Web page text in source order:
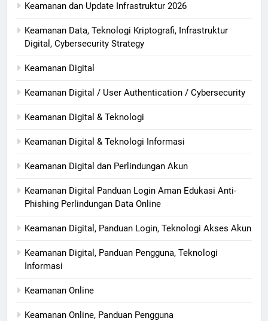
Keamanan dan Update Infrastruktur 2026
Keamanan Data, Teknologi Kriptografi, Infrastruktur
Digital, Cybersecurity Strategy
Keamanan Digital
Keamanan Digital / User Authentication / Cybersecurity
Keamanan Digital & Teknologi
Keamanan Digital & Teknologi Informasi
Keamanan Digital dan Perlindungan Akun
Keamanan Digital Panduan Login Aman Edukasi Anti-
Phishing Perlindungan Data Online
Keamanan Digital, Panduan Login, Teknologi Akses Akun
Keamanan Digital, Panduan Pengguna, Teknologi
Informasi
Keamanan Online
Keamanan Online, Panduan Pengguna